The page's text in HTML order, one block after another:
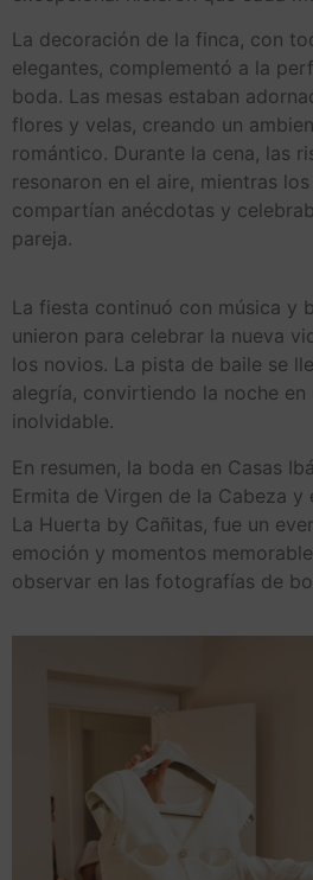
La decoración de la finca, con
elegantes, complementó a la
boda. Las mesas estaban
flores y velas, creando un
romántico. Durante la cena, las
resonaron en el aire, mientras
compartían anécdotas y
pareja.
La fiesta continuó con música y
unieron para celebrar la nueva
los novios. La pista de baile se
alegría, convirtiendo la noche en
inolvidable.
En resumen, la boda en Casas
Ermita de Virgen de la Cabeza y
La Huerta by Cañitas, fue un
emoción y momentos
observar en las fotografías de